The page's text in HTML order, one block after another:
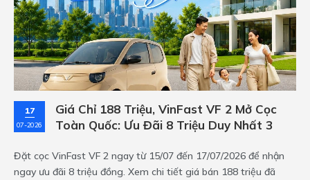
17
07-2026
Giá Chỉ 188 Triệu, VinFast VF 2 Mở Cọc
Toàn Quốc: Ưu Đãi 8 Triệu Duy Nhất 3
Đặt cọc VinFast VF 2 ngay từ 15/07 đến 17/07/2026 để nhận
ngay ưu đãi 8 triệu đồng. Xem chi tiết giá bán 188 triệu đã